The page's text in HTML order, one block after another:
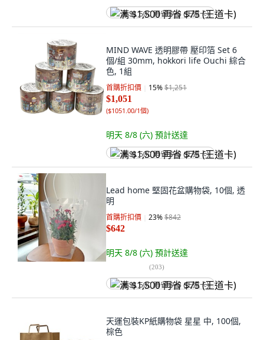
满 $1,500 再省 $75 (王道卡)
MIND WAVE 透明膠帶 壓印箔 Set 6
個/組 30mm, hokkori life Ouchi 綜合
色, 1組
首購折扣價 15%$1,251
$1,051
($1051.00/1個)
明天 8/8 (六) 預計送達
满 $1,500 再省 $75 (王道卡)
Lead home 堅固花盆購物袋, 10個, 透
明
首購折扣價 23%$842
$642
明天 8/8 (六) 預計送達
(203)
满 $1,500 再省 $75 (王道卡)
天運包裝KP紙購物袋 星星 中, 100個,
棕色